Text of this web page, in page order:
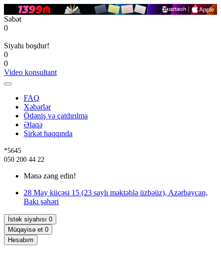
Səbət
0
Siyahı boşdur!
0
0
Video konsultant
FAQ
Xəbərlər
Ödəniş və çatdırılma
Əlaqə
Şirkət haqqında
*5645
050 200 44 22
Mənə zəng edin!
28 May küçəsi 15 (23 saylı məktəblə üzbəüz), Azərbaycan,
Bakı şəhəri
İstək siyahısı 0
Müqayisə et 0
Hesabım